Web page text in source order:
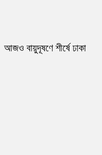
আজও বায়ুদূষণে শীর্ষে ঢাকা